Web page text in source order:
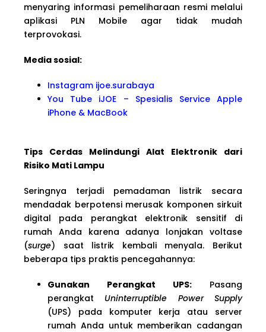
menyaring informasi pemeliharaan resmi melalui
aplikasi PLN Mobile agar tidak mudah
terprovokasi.
Media sosial:
Instagram ijoe.surabaya
You Tube iJOE – Spesialis Service Apple
iPhone & MacBook
Tips Cerdas Melindungi Alat Elektronik dari
Risiko Mati Lampu
Seringnya terjadi pemadaman listrik secara
mendadak berpotensi merusak komponen sirkuit
digital pada perangkat elektronik sensitif di
rumah Anda karena adanya lonjakan voltase
(surge) saat listrik kembali menyala. Berikut
beberapa tips praktis pencegahannya:
Gunakan Perangkat UPS: Pasang
perangkat Uninterruptible Power Supply
(UPS) pada komputer kerja atau server
rumah Anda untuk memberikan cadangan